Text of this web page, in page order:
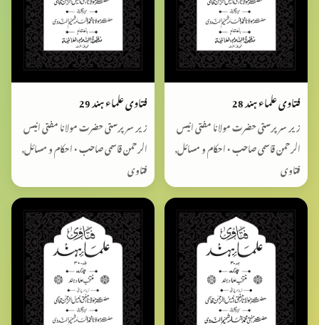
فتاوی علماء ہند 28
زیر سرپرستی حضرت مولانا مفتی انیس
الرحمن قاسمی صاحب • احکام و مسائل,
فتاوی
فتاوی علماء ہند 29
زیر سرپرستی حضرت مولانا مفتی انیس
الرحمن قاسمی صاحب • احکام و مسائل,
فتاوی